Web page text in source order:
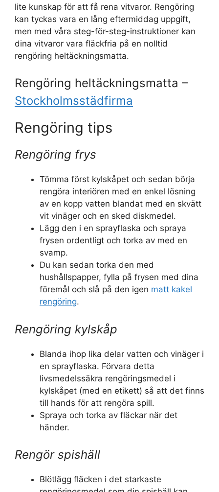
lite kunskap för att få rena vitvaror. Rengöring
kan tyckas vara en lång eftermiddag uppgift,
men med våra steg-för-steg-instruktioner kan
dina vitvaror vara fläckfria på en nolltid
rengöring heltäckningsmatta.
Rengöring heltäckningsmatta –
Stockholmsstädfirma
Rengöring tips
Rengöring frys
Tömma först kylskåpet och sedan börja
rengöra interiören med en enkel lösning
av en kopp vatten blandat med en skvätt
vit vinäger och en sked diskmedel.
Lägg den i en sprayflaska och spraya
frysen ordentligt och torka av med en
svamp.
Du kan sedan torka den med
hushållspapper, fylla på frysen med dina
föremål och slå på den igen matt kakel
rengöring.
Rengöring kylskåp
Blanda ihop lika delar vatten och vinäger i
en sprayflaska. Förvara detta
livsmedelssäkra rengöringsmedel i
kylskåpet (med en etikett) så att det finns
till hands för att rengöra spill.
Spraya och torka av fläckar när det
händer.
Rengör spishäll
Blötlägg fläcken i det starkaste